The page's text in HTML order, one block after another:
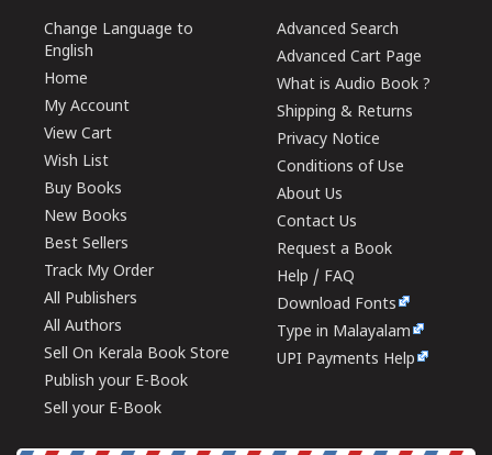
Change Language to
English
Home
My Account
View Cart
Wish List
Buy Books
New Books
Best Sellers
Track My Order
All Publishers
All Authors
Sell On Kerala Book Store
Publish your E-Book
Sell your E-Book
Advanced Search
Advanced Cart Page
What is Audio Book ?
Shipping & Returns
Privacy Notice
Conditions of Use
About Us
Contact Us
Request a Book
Help / FAQ
Download Fonts
Type in Malayalam
UPI Payments Help